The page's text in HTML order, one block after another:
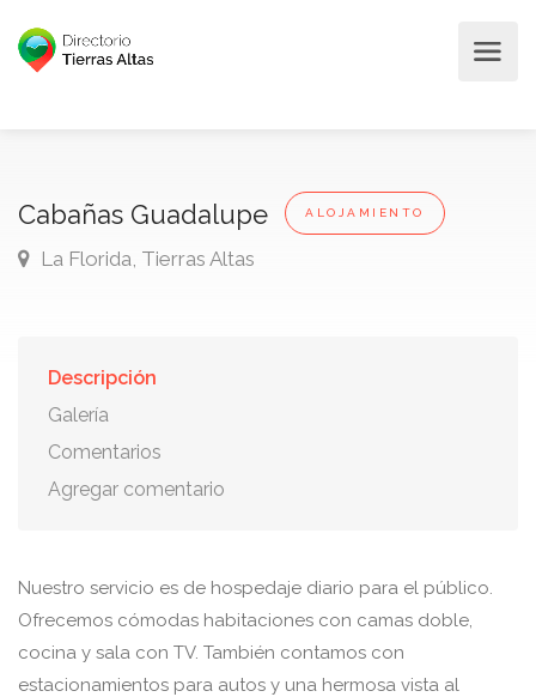
Cabañas Guadalupe ALOJAMIENTO
La Florida, Tierras Altas
Descripción
Galería
Comentarios
Agregar comentario
Nuestro servicio es de hospedaje diario para el público.
Ofrecemos cómodas habitaciones con camas doble,
cocina y sala con TV. También contamos con
estacionamientos para autos y una hermosa vista al